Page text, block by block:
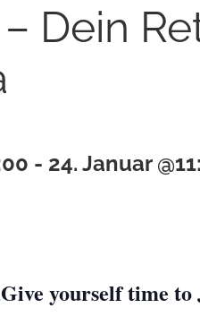
Dein
- 24. Januar
yourself time to